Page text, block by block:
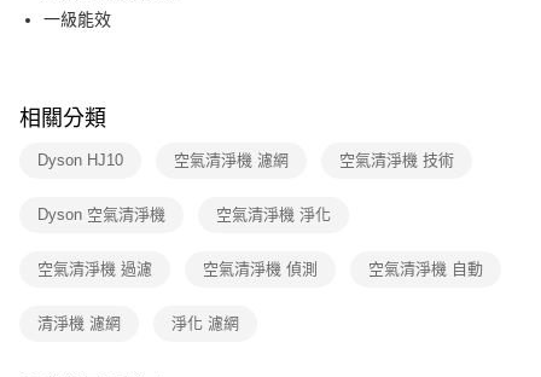
每筆NT$100，滿NT$999(含以上)免運費
一級能效
相關分類
Dyson HJ10 空氣清淨機 濾網 空氣清淨機 技術
Dyson 空氣清淨機 空氣清淨機 淨化
空氣清淨機 過濾 空氣清淨機 偵測 空氣清淨機 自動
清淨機 濾網 淨化 濾網